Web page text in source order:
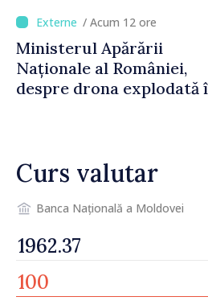
orășenesc a aprobat
finală
/ Acum 12 ore
Ministerul Apărării
Naționale al României,
despre drona explodată
Curs valutar
Banca Națională a Moldovei